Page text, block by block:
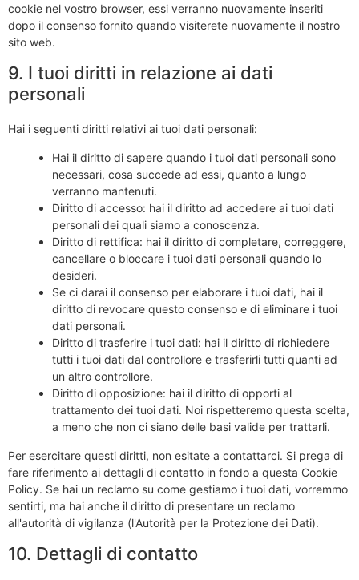
cookie nel vostro browser, essi verranno nuovamente inseriti
dopo il consenso fornito quando visiterete nuovamente il nostro
sito web.
9. I tuoi diritti in relazione ai dati
personali
Hai i seguenti diritti relativi ai tuoi dati personali:
Hai il diritto di sapere quando i tuoi dati personali sono
necessari, cosa succede ad essi, quanto a lungo
verranno mantenuti.
Diritto di accesso: hai il diritto ad accedere ai tuoi dati
personali dei quali siamo a conoscenza.
Diritto di rettifica: hai il diritto di completare, correggere,
cancellare o bloccare i tuoi dati personali quando lo
desideri.
Se ci darai il consenso per elaborare i tuoi dati, hai il
diritto di revocare questo consenso e di eliminare i tuoi
dati personali.
Diritto di trasferire i tuoi dati: hai il diritto di richiedere
tutti i tuoi dati dal controllore e trasferirli tutti quanti ad
un altro controllore.
Diritto di opposizione: hai il diritto di opporti al
trattamento dei tuoi dati. Noi rispetteremo questa scelta,
a meno che non ci siano delle basi valide per trattarli.
Per esercitare questi diritti, non esitate a contattarci. Si prega di
fare riferimento ai dettagli di contatto in fondo a questa Cookie
Policy. Se hai un reclamo su come gestiamo i tuoi dati, vorremmo
sentirti, ma hai anche il diritto di presentare un reclamo
all'autorità di vigilanza (l'Autorità per la Protezione dei Dati).
10. Dettagli di contatto